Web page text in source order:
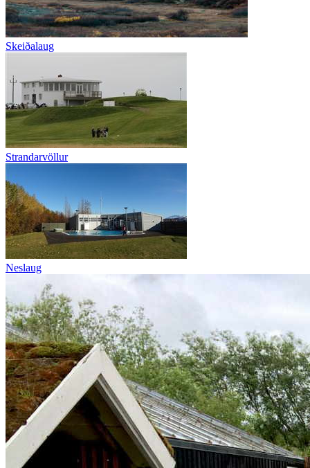
Skeiðalaug
Strandarvöllur
Neslaug